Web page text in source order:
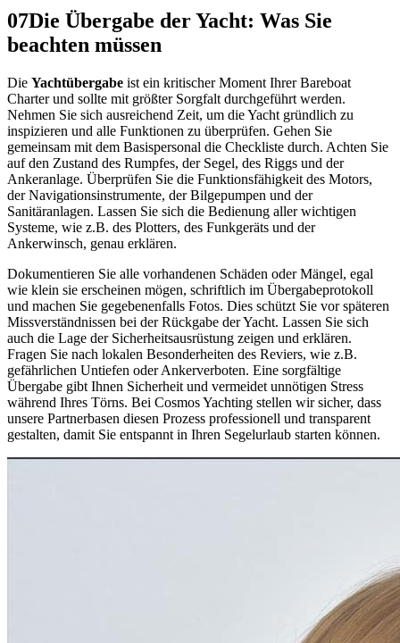
07Die Übergabe der Yacht: Was Sie
beachten müssen
Die Yachtübergabe ist ein kritischer Moment Ihrer Bareboat
Charter und sollte mit größter Sorgfalt durchgeführt werden.
Nehmen Sie sich ausreichend Zeit, um die Yacht gründlich zu
inspizieren und alle Funktionen zu überprüfen. Gehen Sie
gemeinsam mit dem Basispersonal die Checkliste durch. Achten Sie
auf den Zustand des Rumpfes, der Segel, des Riggs und der
Ankeranlage. Überprüfen Sie die Funktionsfähigkeit des Motors,
der Navigationsinstrumente, der Bilgepumpen und der
Sanitäranlagen. Lassen Sie sich die Bedienung aller wichtigen
Systeme, wie z.B. des Plotters, des Funkgeräts und der
Ankerwinsch, genau erklären.
Dokumentieren Sie alle vorhandenen Schäden oder Mängel, egal
wie klein sie erscheinen mögen, schriftlich im Übergabeprotokoll
und machen Sie gegebenenfalls Fotos. Dies schützt Sie vor späteren
Missverständnissen bei der Rückgabe der Yacht. Lassen Sie sich
auch die Lage der Sicherheitsausrüstung zeigen und erklären.
Fragen Sie nach lokalen Besonderheiten des Reviers, wie z.B.
gefährlichen Untiefen oder Ankerverboten. Eine sorgfältige
Übergabe gibt Ihnen Sicherheit und vermeidet unnötigen Stress
während Ihres Törns. Bei Cosmos Yachting stellen wir sicher, dass
unsere Partnerbasen diesen Prozess professionell und transparent
gestalten, damit Sie entspannt in Ihren Segelurlaub starten können.